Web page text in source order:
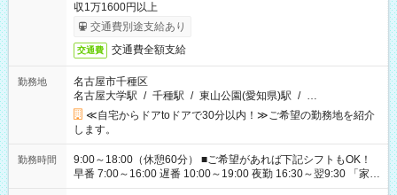
収1万1600円以上
交通費別途支給あり
交通費 交通費全額支給
勤務地
名古屋市千種区
名古屋大学駅 / 千種駅 / 東山公園(愛知県)駅 / …
≪自宅からドアtoドアで30分以内！≫ご希望の勤務地を紹介
します。
勤務時間
9:00～18:00（休憩60分） ■ご希望があれば下記シフトもOK！
早番 7:00～16:00 遅番 10:00～19:00 夜勤 16:30～翌9:30 「家族
と休みを合わせたい」 「余裕を持って夕飯の準備がしたい」